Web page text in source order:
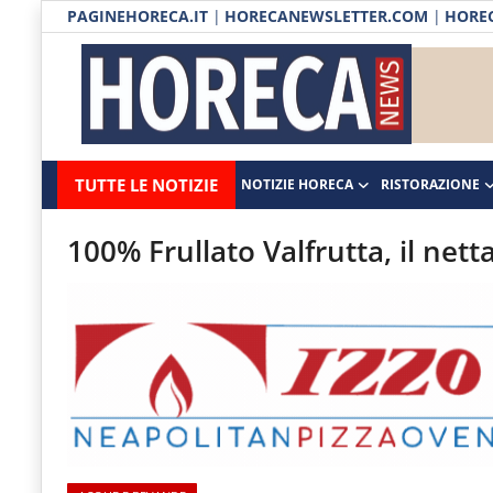
PAGINEHORECA.IT | HORECANEWSLETTER.COM |
Horecanews.it
-
Notizie
Horeca
Il
del
canale
Horeca
e
del
TUTTE LE NOTIZIE NOTIZIE HORECA RISTORAZIONE
Notizie HORECA
Ristorazione
Ospitalità
Prodotti | Dispensa Horeca
Eventi
RUBRICHE
100% Frullato Valfrutta, il